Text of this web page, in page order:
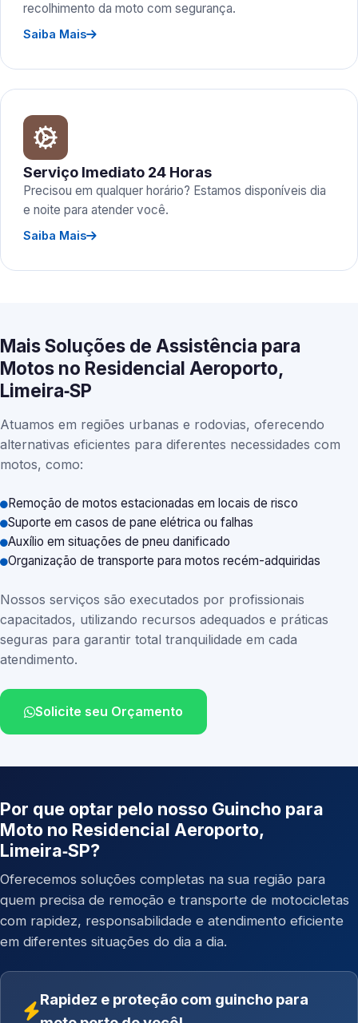
recolhimento da moto com segurança.
Saiba Mais
Serviço Imediato 24 Horas
Precisou em qualquer horário? Estamos disponíveis dia
e noite para atender você.
Saiba Mais
Mais Soluções de Assistência para
Motos no Residencial Aeroporto,
Limeira‑SP
Atuamos em regiões urbanas e rodovias, oferecendo
alternativas eficientes para diferentes necessidades com
motos, como:
Remoção de motos estacionadas em locais de risco
Suporte em casos de pane elétrica ou falhas
Auxílio em situações de pneu danificado
Organização de transporte para motos recém-adquiridas
Nossos serviços são executados por profissionais
capacitados, utilizando recursos adequados e práticas
seguras para garantir total tranquilidade em cada
atendimento.
Solicite seu Orçamento
Por que optar pelo nosso Guincho para
Moto no Residencial Aeroporto,
Limeira‑SP?
Oferecemos soluções completas na sua região para
quem precisa de remoção e transporte de motocicletas
com rapidez, responsabilidade e atendimento eficiente
em diferentes situações do dia a dia.
Rapidez e proteção com guincho para